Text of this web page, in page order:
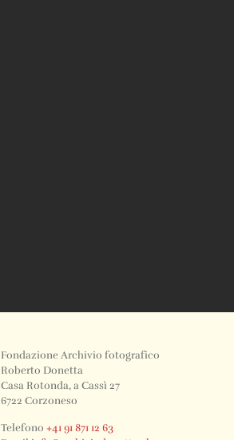
Fondazione Archivio fotografico
Roberto Donetta
Casa Rotonda, a Cassì 27
6722 Corzoneso
Telefono+41 91 871 12 63